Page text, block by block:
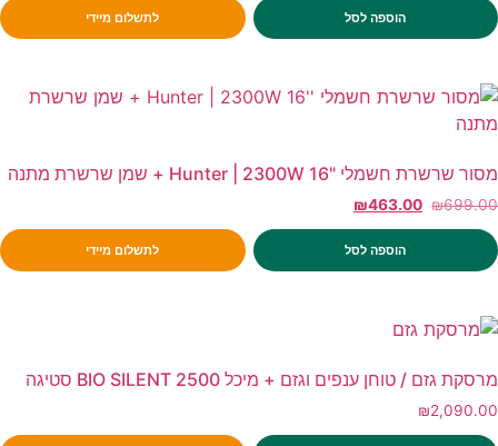
הוספה לסל לתשלום מיידי
מסור שרשרת חשמלי "16 Hunter | 2300W + שמן שרשרת מתנה
₪699.00
₪463.00
הוספה לסל לתשלום מיידי
מרסקת גזם / טוחן ענפים וגזם + מיכל BIO SILENT 2500 סטיגה
₪2,090.00